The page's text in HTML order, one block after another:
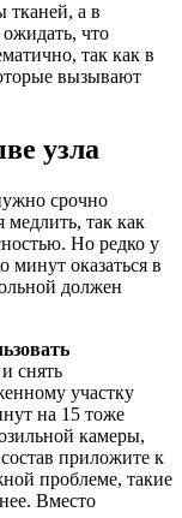
тканей, а в
что
так как в
вызывают
узла
срочно
так как
Но редко у
минут оказаться в
должен
снять
участку
на 15 тоже
камеры,
приложите к
проблеме, такие
Вместо